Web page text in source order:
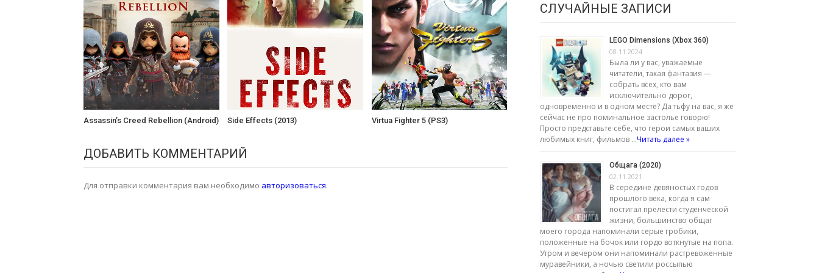
Assassin’s Creed Rebellion (Android) Side Effects (2013) Virtua Fighter 5 (PS3)
ДОБАВИТЬ КОММЕНТАРИЙ
Для отправки комментария вам необходимо авторизоваться.
СЛУЧАЙНЫЕ ЗАПИСИ
LEGO Dimensions (Xbox 360)
08.11.2024
Была ли у вас, уважаемые
читатели, такая фантазия —
собрать всех, кто вам
исключительно дорог,
одновременно и в одном месте? Да тьфу на вас, я же
сейчас не про поминальное застолье говорю!
Просто представьте себе, что герои самых ваших
любимых книг, фильмов …Читать далее »
Общага (2020)
02.11.2021
В середине девяностых годов
прошлого века, когда я сам
постигал прелести студенческой
жизни, большинство общаг
моего города напоминали серые гробики,
положенные на бочок или гордо воткнутые на попа.
Утром и вечером они напоминали растревоженные
муравейники, а ночью светили россыпью